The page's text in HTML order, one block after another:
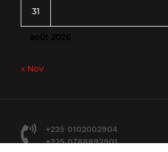
août 2026
31
« Nov
+225 0102002904
+225 0788892901